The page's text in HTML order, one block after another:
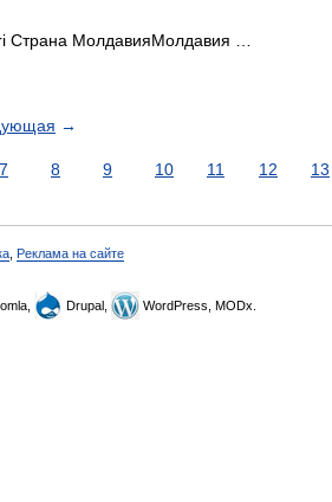
Страна МолдавияМолдавия …
→
7 8 9 10 11 12 13
Реклама на сайте
Drupal, WordPress, MODx.